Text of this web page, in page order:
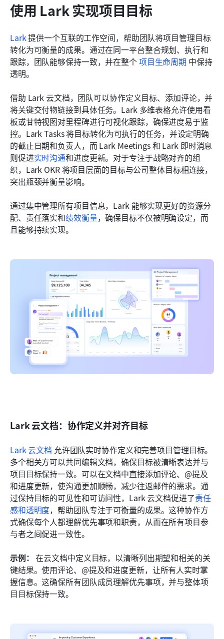
使用 Lark 实现项目目标
Lark 提供一个互联的工作空间，帮助团队将项目管理目标
转化为可衡量的成果。通过在同一平台整合规划、执行和
跟踪，团队能够保持一致，并在整个 项目生命周期 中保持
透明。
借助 Lark 云文档，团队可以协作定义目标、添加评论，并
将关键交付物链接到具体任务。Lark 多维表格允许使用看
板或甘特视图对里程碑进行可视化跟踪，确保进度易于监
控。Lark Tasks 将目标转化为可执行的任务，并设定明确
的截止日期和负责人，而 Lark Meetings 和 Lark 即时消息
则促进实时沟通和进度更新。对于专注于战略对齐的组
织，Lark OKR 将项目层面的目标与公司整体目标相连接，
突出瓶颈并衡量影响。
通过集中管理所有项目信息，Lark 能够实现更好的资源分
配、责任落实和绩效衡量，确保目标不仅被明确设定，而
且能够持续实现。
Lark 云文档：协作定义并对齐目标
Lark 云文档 允许团队实时协作定义和完善项目管理目标。
多个相关方可以共同编辑文档，确保目标被清晰表达并与
项目目标保持一致。可以在文档中直接添加评论、@提及
和进度更新，使沟通更加顺畅，减少往返邮件的需求。通
过保持目标的可见性和可访问性，Lark 云文档促进了责任
感和透明度，帮助团队专注于可衡量的成果。这种协作方
式确保每个人都理解优先事项和职责，从而在所有项目参
与者之间促进一致性。
示例： 在云文档中定义目标，以清晰列出期望和相关的关
键结果。使用评论、@提及和进度更新，让所有人实时掌
握信息。这确保所有团队成员理解优先事项，并与整体项
目目标保持一致。